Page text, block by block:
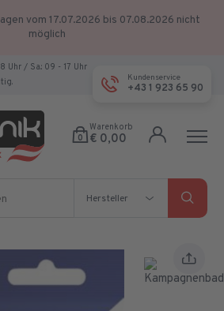
vom 17.07.2026 bis 07.08.2026 nicht
möglich
Uhr / Sa.: 09 - 17 Uhr
Kundenservice
+43 1 923 65 90
0
Warenkorb
€ 0,00
Hersteller